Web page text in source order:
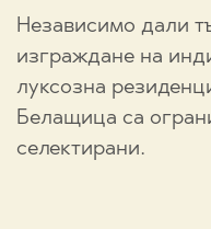
Независимо дали
изграждане на
луксозна
Белащица са
селектирани.